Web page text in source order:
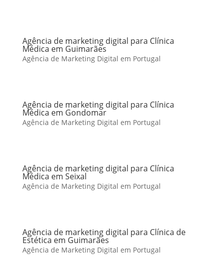
Agência de marketing digital para Clínica
Médica em Guimarães
Agência de Marketing Digital em Portugal
Agência de marketing digital para Clínica
Médica em Gondomar
Agência de Marketing Digital em Portugal
Agência de marketing digital para Clínica
Médica em Seixal
Agência de Marketing Digital em Portugal
Agência de marketing digital para Clínica de
Estética em Guimarães
Agência de Marketing Digital em Portugal